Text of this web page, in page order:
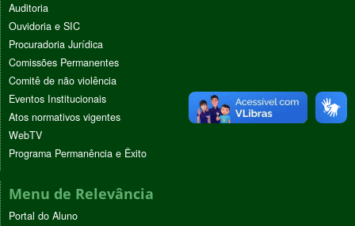
Auditoria
Ouvidoria e SIC
Procuradoria Jurídica
Comissões Permanentes
Comitê de não violência
Eventos Institucionais
Atos normativos vigentes
WebTV
Programa Permanência e Êxito
Menu de Relevância
Portal do Aluno